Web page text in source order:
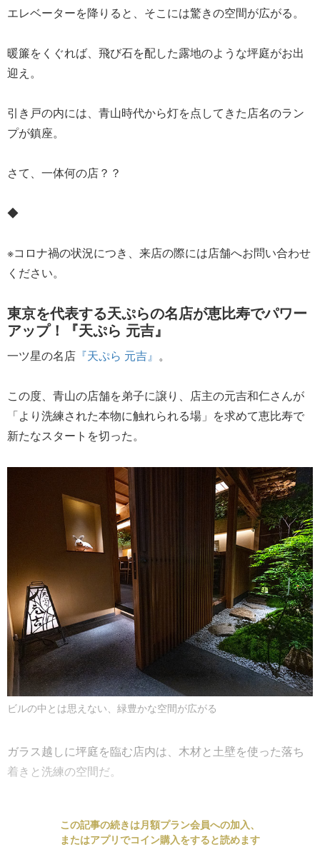
エレベーターを降りると、そこには驚きの空間が広がる。
暖簾をくぐれば、飛び石を配した露地のような坪庭がお出
迎え。
引き戸の内には、青山時代から灯を点してきた店名のラン
プが鎮座。
さて、一体何の店？？
◆
※コロナ禍の状況につき、来店の際には店舗へお問い合わせ
ください。
東京を代表する天ぷらの名店が恵比寿でパワー
アップ！『天ぷら 元吉』
一ツ星の名店 『天ぷら 元吉』 。
この度、青山の店舗を弟子に譲り、店主の元吉和仁さんが
「より洗練された本物に触れられる場」を求めて恵比寿で
新たなスタートを切った。
ビルの中とは思えない、緑豊かな空間が広がる
ガラス越しに坪庭を臨む店内は、木材と土壁を使った落ち
着きと洗練の空間だ。
この記事の続きは月額プラン会員への加入、
またはアプリでコイン購入をすると読めます